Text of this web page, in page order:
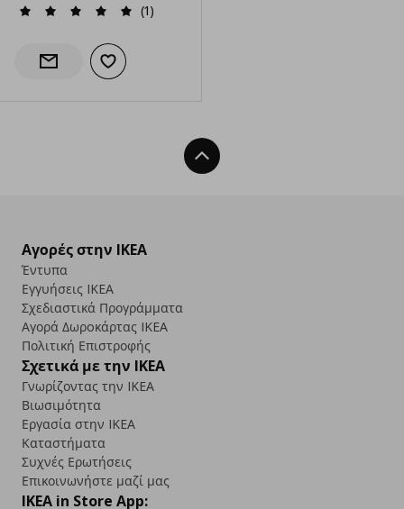
(1)
Ενημέρωση διαθεσιμότητας
Προσθήκη στα αγαπημένα
Back To Top
Αγορές στην IKEA
Έντυπα
Εγγυήσεις IKEA
Σχεδιαστικά Προγράμματα
Αγορά Δωρoκάρτας IKEA
Πολιτική Επιστροφής
Σχετικά με την IKEA
Γνωρίζοντας την IKEA
Βιωσιμότητα
Εργασία στην IKEA
Καταστήματα
Συχνές Ερωτήσεις
Επικοινωνήστε μαζί μας
IKEA in Store App: